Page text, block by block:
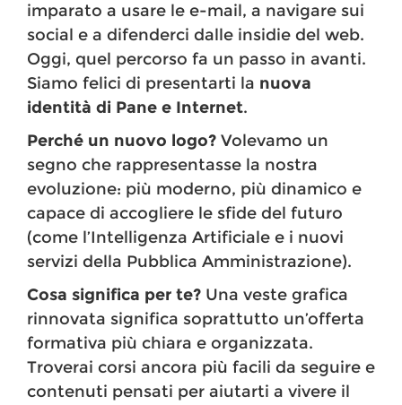
imparato a usare le e-mail, a navigare sui
social e a difenderci dalle insidie del web.
Oggi, quel percorso fa un passo in avanti.
Siamo felici di presentarti la nuova
identità di Pane e Internet.
Perché un nuovo logo? Volevamo un
segno che rappresentasse la nostra
evoluzione: più moderno, più dinamico e
capace di accogliere le sfide del futuro
(come l’Intelligenza Artificiale e i nuovi
servizi della Pubblica Amministrazione).
Cosa significa per te? Una veste grafica
rinnovata significa soprattutto un’offerta
formativa più chiara e organizzata.
Troverai corsi ancora più facili da seguire e
contenuti pensati per aiutarti a vivere il